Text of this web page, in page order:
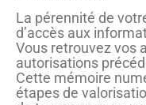
La pérennité de
d’accès aux
Vous retrouvez vos
autorisations
Cette mémoire
étapes de